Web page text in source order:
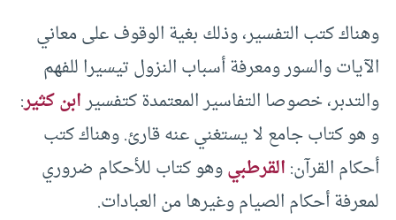
وهناك كتب التفسير، وذلك بغية الوقوف على معاني
الآيات والسور ومعرفة أسباب النزول تيسيرا للفهم
والتدبر، خصوصا التفاسير المعتمدة كتفسيرابن كثير:
و هو كتاب جامع لا يستغني عنه قارئ. وهناك كتب
أحكام القرآن:القرطبيوهو كتاب للأحكام ضروري
لمعرفة أحكام الصيام وغيرها من العبادات.